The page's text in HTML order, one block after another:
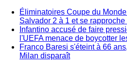
Éliminatoires Coupe du
Salvador 2 à 1 et se
Infantino accusé de faire
l'UEFA menace de boycotter
Franco Baresi s'éteint à 66
Milan disparaît